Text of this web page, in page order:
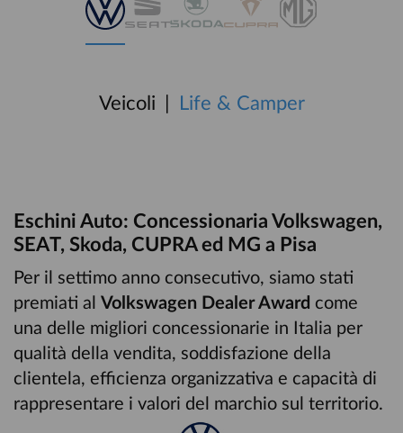
Veicoli Life & Camper
Eschini Auto: Concessionaria Volkswagen,
SEAT, Skoda, CUPRA ed MG a Pisa
Per il settimo anno consecutivo, siamo stati
premiati al Volkswagen Dealer Award come
una delle migliori concessionarie in Italia per
qualità della vendita, soddisfazione della
clientela, efficienza organizzativa e capacità di
rappresentare i valori del marchio sul territorio.